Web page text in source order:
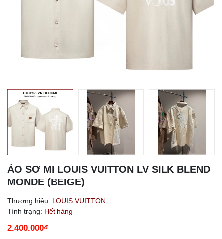
ÁO SƠ MI LOUIS VUITTON LV SILK BLEND
MONDE (BEIGE)
Thương hiệu: LOUIS VUITTON
Tình trạng: Hết hàng
2.400.000₫